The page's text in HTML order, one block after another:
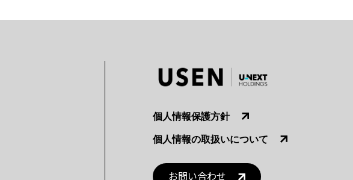
個人情報保護方針
個人情報の取扱いについて
お問い合わせ